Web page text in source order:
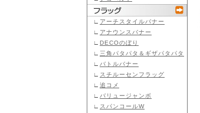
∟ アーチスタイルバナー
∟ アナウンスバナー
∟ DECOのぼり
∟ 三角パタパタ＆ギザパタパタ
∟ バトルバナー
∟ スチルーセンフラッグ
∟ 追コメ
∟ バリュージャンボ
∟ スパンコールW